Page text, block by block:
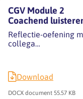
CGV Module 2
Coachend
Reflectie-oefening
collega…
Download
DOCX document 55.57 KB